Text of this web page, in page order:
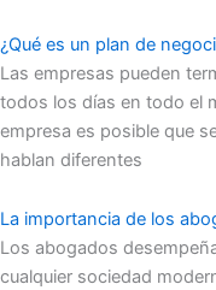
¿Qué es un plan de
Las empresas pueden
todos los días en todo el
empresa es posible que
hablan diferentes
La importancia de los
Los abogados
cualquier sociedad